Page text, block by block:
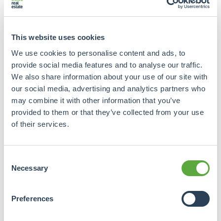
This website uses cookies
We use cookies to personalise content and ads, to
provide social media features and to analyse our traffic.
We also share information about your use of our site with
our social media, advertising and analytics partners who
may combine it with other information that you’ve
provided to them or that they’ve collected from your use
of their services.
Selection
Necessary
Preferences
ändern sich die Wünsche der über 75-Jährigen. Sie
fühlen sich in einem Großkomplex nicht immer zu
eigenen Geschmack einrichten können und in der sie
Kontakt zu ihren Nachbarn haben. Die Entwickler
entwickeln daher verschiedene kleine
Wohnmöglichkeiten für Senioren. Die kürzlich von
Crowdrealestate vermitteltenProjekte
Pflegewohnungen SteylundPflegeheim Parkhuys
sind gute Beispiele dafür.
tausend neue Pflegestellen. Dies geht aus einer
Schätzung von CBRE hervor, die u. a. auf dem
den aktuellen Wartelisten für Wohnungen für die